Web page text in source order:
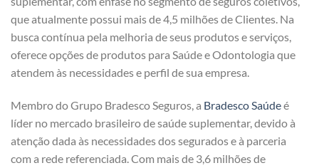
que atualmente possui mais de 4,5 milhões de Clientes. Na
busca contínua pela melhoria de seus produtos e serviços,
oferece opções de produtos para Saúde e Odontologia que
atendem às necessidades e perfil de sua empresa.
Membro do Grupo Bradesco Seguros, a Bradesco Saúdeé
líder no mercado brasileiro de saúde suplementar, devido à
atenção dada às necessidades dos segurados e à parceria
com a rede referenciada. Com mais de 3,6 milhões de